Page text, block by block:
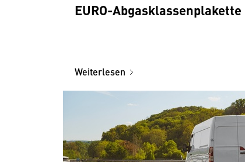
EURO-Abgasklassenplakette
Weiterlesen